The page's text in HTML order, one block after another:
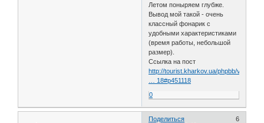
Летом поныряем глубже.
Вывод мой такой - очень
классный фонарик с
удобными характеристиками
(время работы, небольшой
размер).
Ссылка на пост
http://tourist.kharkov.ua/phpbb/viewtop
… 18#p451118
0
Поделиться
6